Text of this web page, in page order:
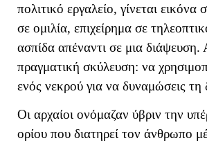
πολιτικό εργαλείο, γίνεται
σε ομιλία, επιχείρημα σε
ασπίδα απέναντι σε μια διάψευση.
πραγματική σκύλευση: να
ενός νεκρού για να δυναμώσεις
Οι αρχαίοι ονόμαζαν ύβριν την
ορίου που διατηρεί τον άνθρωπο